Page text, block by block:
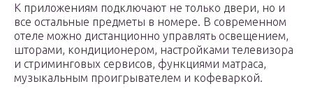
К приложениям подключают не только двери, но и
все остальные предметы в номере. В современном
отеле можно дистанционно управлять освещением,
шторами, кондиционером, настройками телевизора
и стриминговых сервисов, функциями матраса,
музыкальным проигрывателем и кофеваркой.